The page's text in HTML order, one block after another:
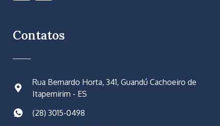
Contatos
Rua Bernardo Horta, 341, Guandú Cachoeiro de
Itapemirim - ES
(28) 3015-0498